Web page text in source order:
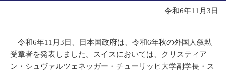
令和6年11月3日
令和6年11月3日、日本国政府は、令和6年秋の外国人叙勲
受章者を発表しました。スイスにおいては、クリスティア
ン・シュヴァルツェネッガー・チューリッヒ大学副学長・ス